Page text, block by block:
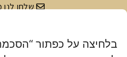
בלחיצה על כפתור
שלחו לנו
תקנון